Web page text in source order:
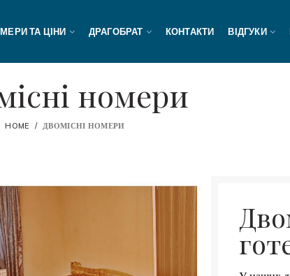
ТА ЦІНИ ДРАГОБРАТ КОНТАКТИ ВІДГУКИ
номери
HOME ДВОМІСНІ НОМЕРИ